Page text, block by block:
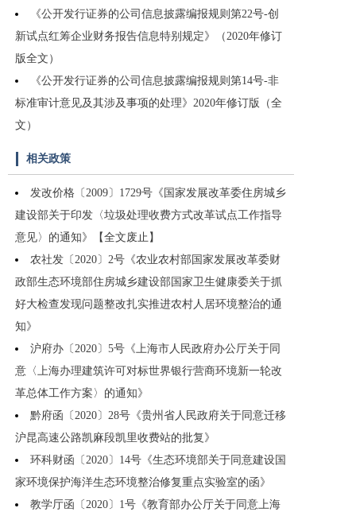
《公开发行证券的公司信息披露编报规则第22号-创
新试点红筹企业财务报告信息特别规定》（2020年修订
版全文）
《公开发行证券的公司信息披露编报规则第14号-非
标准审计意见及其涉及事项的处理》2020年修订版（全
文）
相关政策
发改价格〔2009〕1729号《国家发展改革委住房城乡
建设部关于印发〈垃圾处理收费方式改革试点工作指导
意见〉的通知》【全文废止】
农社发〔2020〕2号《农业农村部国家发展改革委财
政部生态环境部住房城乡建设部国家卫生健康委关于抓
好大检查发现问题整改扎实推进农村人居环境整治的通
知》
沪府办〔2020〕5号《上海市人民政府办公厅关于同
意〈上海办理建筑许可对标世界银行营商环境新一轮改
革总体工作方案〉的通知》
黔府函〔2020〕28号《贵州省人民政府关于同意迁移
沪昆高速公路凯麻段凯里收费站的批复》
环科财函〔2020〕14号《生态环境部关于同意建设国
家环境保护海洋生态环境整治修复重点实验室的函》
教学厅函〔2020〕1号《教育部办公厅关于同意上海